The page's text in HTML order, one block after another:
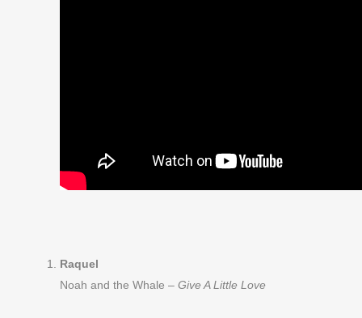
Raquel
Noah and the Whale – Give A Little Love